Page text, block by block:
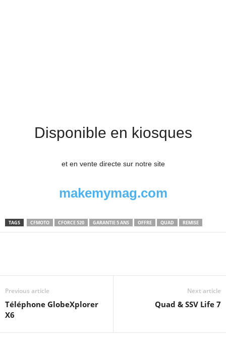
Disponible en kiosques
et en vente directe sur notre site
makemymag.com
TAGS CFMOTO CFORCE 520 GARANTIE 5 ANS OFFRE QUAD REMISE
Previous article
Téléphone GlobeXplorer
X6
Next article
Quad & SSV Life 7